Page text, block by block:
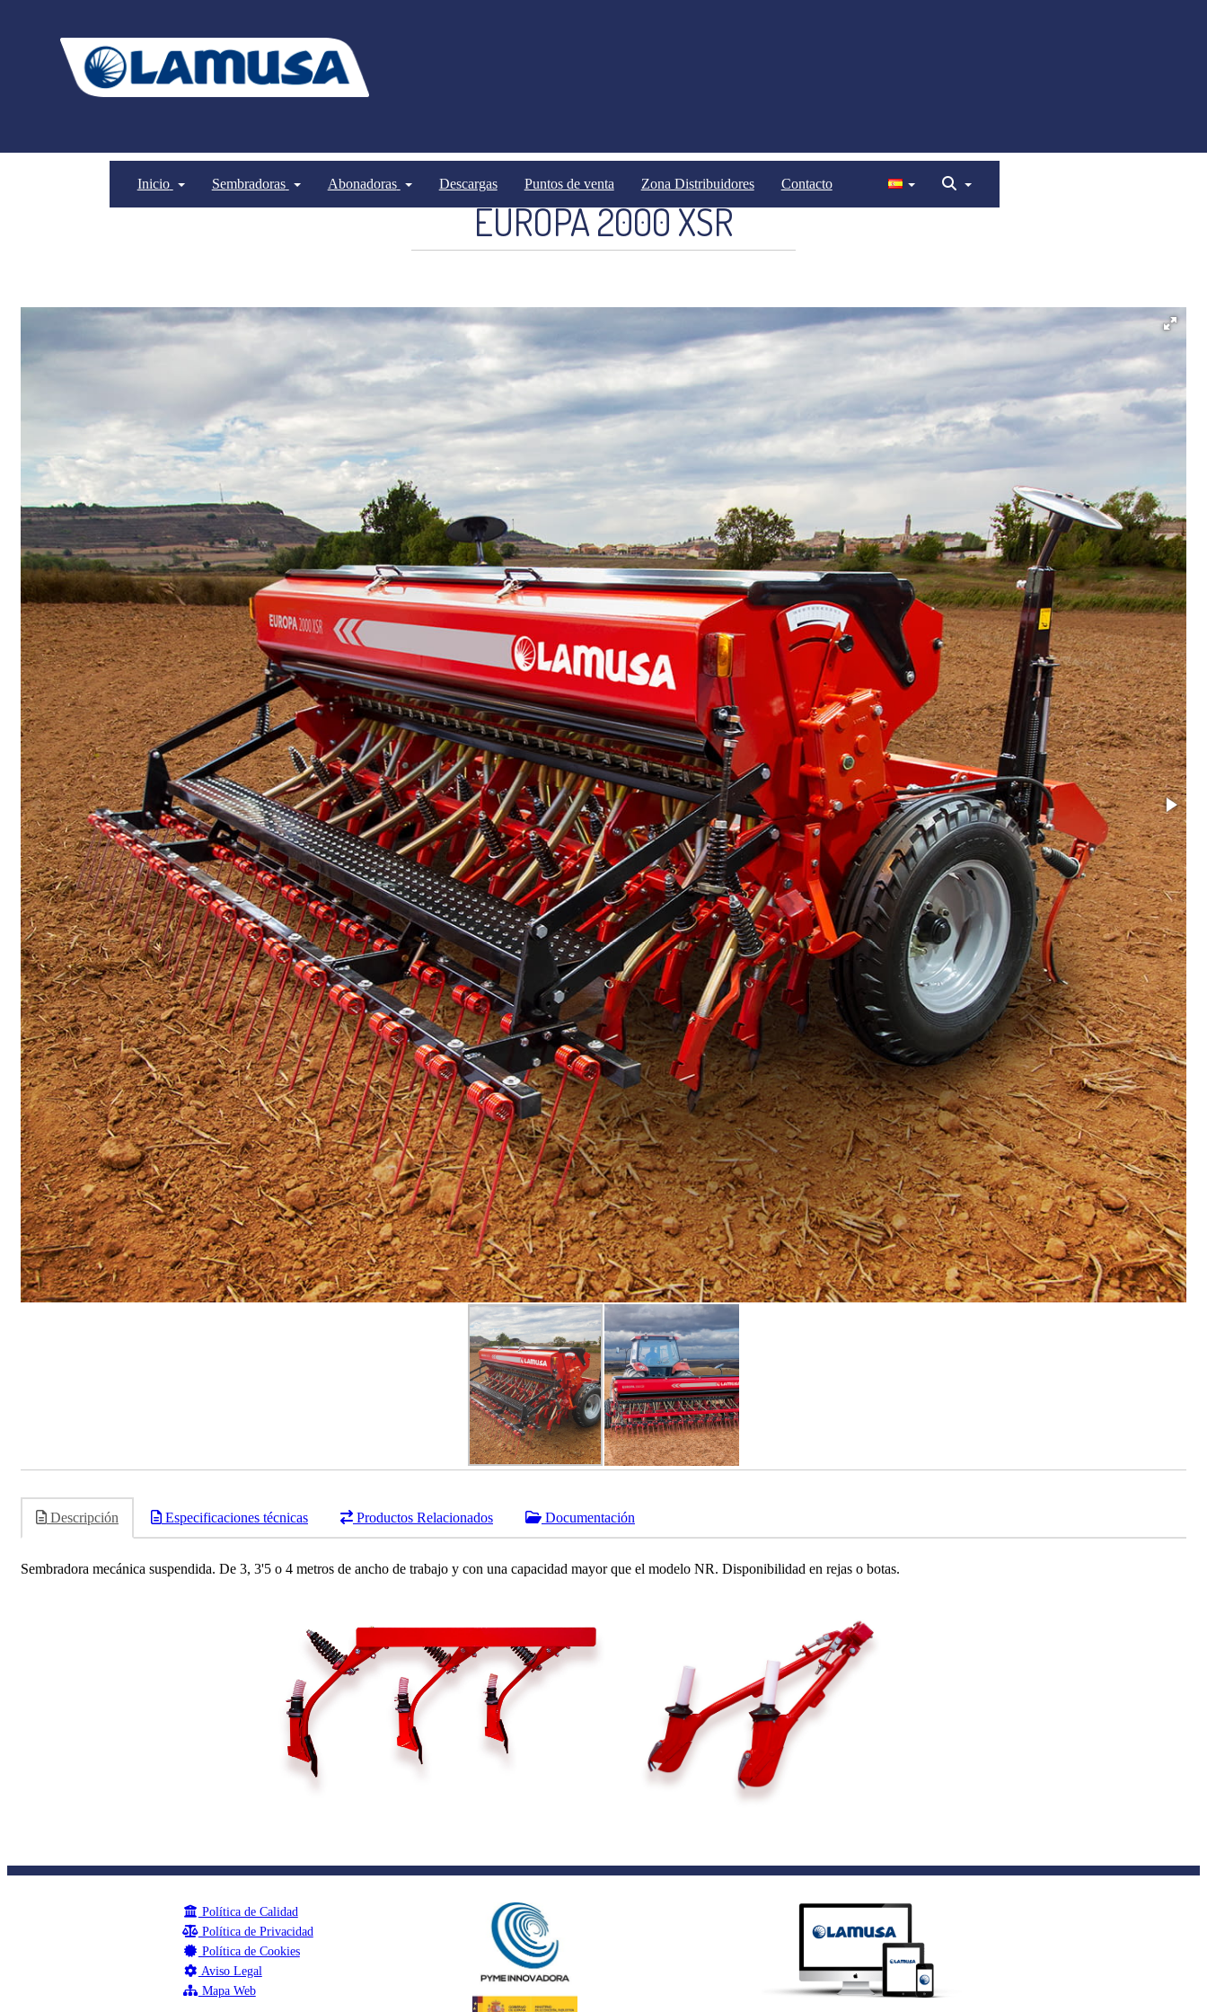
Inicio Sembradoras Abonadoras Descargas Puntos de venta Zona Distribuidores Contacto
Sembradoras Sembradoras mecánicas
EUROPA 2000 XSR
Descripción Especificaciones técnicas Productos Relacionados Documentación
Sembradora mecánica suspendida. De 3, 3'5 o 4 metros de ancho de trabajo y con una capacidad mayor que el modelo NR. Disponibilidad en rejas o botas.
Política de Calidad
Política de Privacidad
Política de Cookies
Aviso Legal
Mapa Web